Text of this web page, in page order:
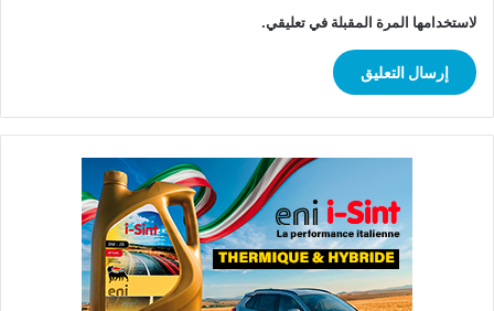
لاستخدامها المرة المقبلة في تعليقي.